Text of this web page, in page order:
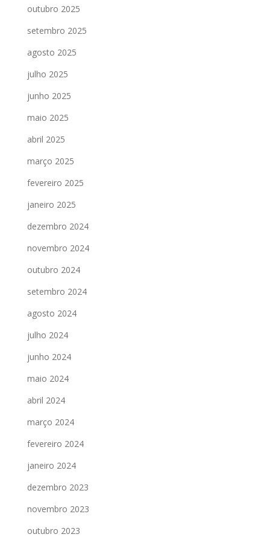
outubro 2025
setembro 2025
agosto 2025
julho 2025
junho 2025
maio 2025
abril 2025
março 2025
fevereiro 2025
janeiro 2025
dezembro 2024
novembro 2024
outubro 2024
setembro 2024
agosto 2024
julho 2024
junho 2024
maio 2024
abril 2024
março 2024
fevereiro 2024
janeiro 2024
dezembro 2023
novembro 2023
outubro 2023